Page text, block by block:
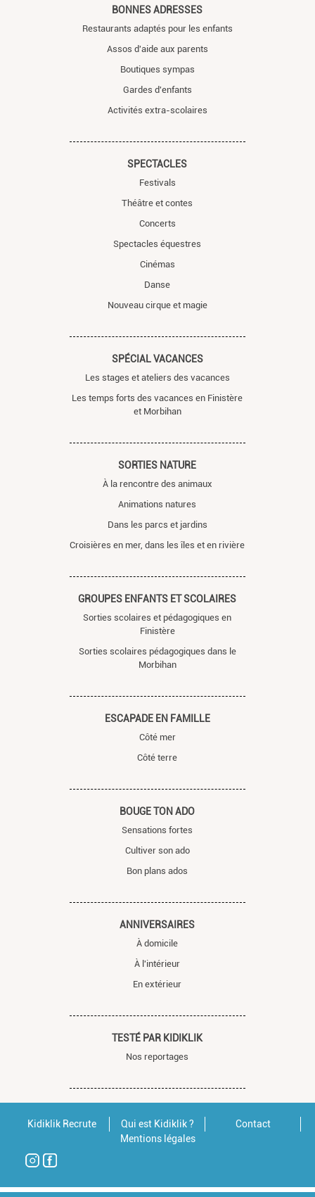
BONNES ADRESSES
Restaurants adaptés pour les enfants
Assos d'aide aux parents
Boutiques sympas
Gardes d'enfants
Activités extra-scolaires
SPECTACLES
Festivals
Théâtre et contes
Concerts
Spectacles équestres
Cinémas
Danse
Nouveau cirque et magie
SPÉCIAL VACANCES
Les stages et ateliers des vacances
Les temps forts des vacances en Finistère
et Morbihan
SORTIES NATURE
À la rencontre des animaux
Animations natures
Dans les parcs et jardins
Croisières en mer, dans les îles et en rivière
GROUPES ENFANTS ET SCOLAIRES
Sorties scolaires et pédagogiques en
Finistère
Sorties scolaires pédagogiques dans le
Morbihan
ESCAPADE EN FAMILLE
Côté mer
Côté terre
BOUGE TON ADO
Sensations fortes
Cultiver son ado
Bon plans ados
ANNIVERSAIRES
À domicile
À l'intérieur
En extérieur
TESTÉ PAR KIDIKLIK
Nos reportages
Kidiklik Recrute Qui est Kidiklik ?
Contact
Mentions légales